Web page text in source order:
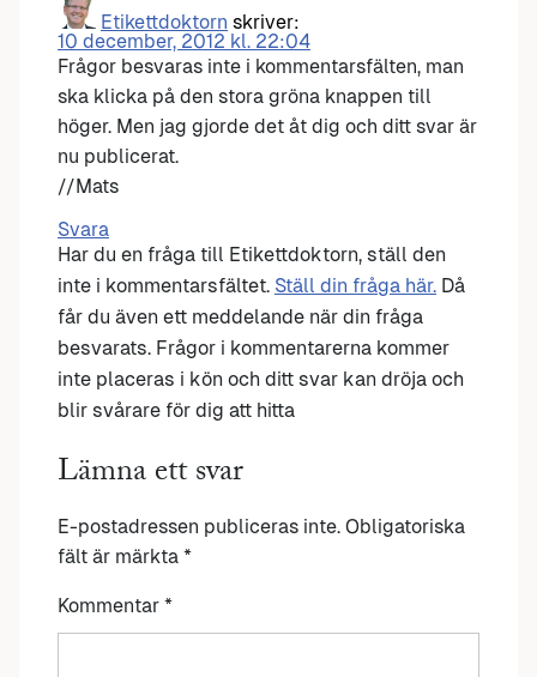
Etikettdoktorn skriver:
10 december, 2012 kl. 22:04
Frågor besvaras inte i kommentarsfälten, man
ska klicka på den stora gröna knappen till
höger. Men jag gjorde det åt dig och ditt svar är
nu publicerat.
//Mats
Svara
Har du en fråga till Etikettdoktorn, ställ den
inte i kommentarsfältet. Ställ din fråga här. Då
får du även ett meddelande när din fråga
besvarats. Frågor i kommentarerna kommer
inte placeras i kön och ditt svar kan dröja och
blir svårare för dig att hitta
Lämna ett svar
E-postadressen publiceras inte. Obligatoriska
fält är märkta *
Kommentar *